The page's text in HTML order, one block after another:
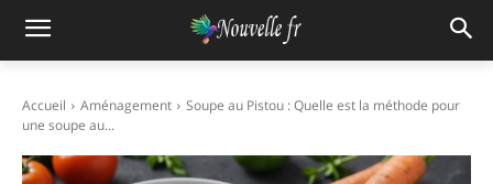
Accueil Aménagement
Soupe au Pistou : Quelle est la méthode pour
une soupe au...